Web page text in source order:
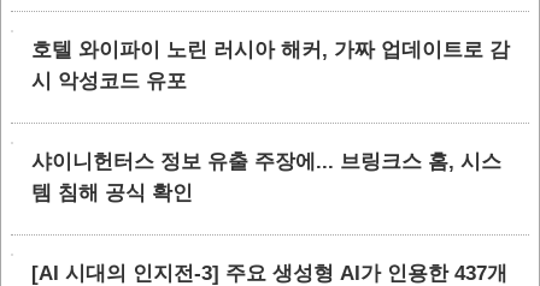
호텔 와이파이 노린 러시아 해커, 가짜 업데이트로 감
시 악성코드 유포
샤이니헌터스 정보 유출 주장에... 브링크스 홈, 시스
템 침해 공식 확인
[AI 시대의 인지전-3] 주요 생성형 AI가 인용한 437개